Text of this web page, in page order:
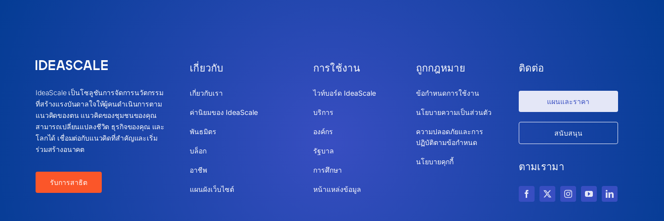
IdeaScale เป็นโซลูชันการจัดการนวัตกรรม
ที่สร้างแรงบันดาลใจให้ผู้คนดำเนินการตาม
แนวคิดของตน แนวคิดของชุมชนของคุณ
สามารถเปลี่ยนแปลงชีวิต ธุรกิจของคุณ และ
โลกได้ เชื่อมต่อกับแนวคิดที่สำคัญและเริ่ม
ร่วมสร้างอนาคต
รับการสาธิต
เกี่ยวกับ
เกี่ยวกับเรา
ค่านิยมของ IdeaScale
พันธมิตร
บล็อก
อาชีพ
แผนผังเว็บไซต์
การใช้งาน
ไวท์บอร์ด IdeaScale
บริการ
องค์กร
รัฐบาล
การศึกษา
หน้าแหล่งข้อมูล
ถูกกฎหมาย
ข้อกำหนดการใช้งาน
นโยบายความเป็นส่วนตัว
ความปลอดภัยและการ
ปฏิบัติตามข้อกำหนด
นโยบายคุกกี้
ติดต่อ
แผนและราคา
สนับสนุน
ตามเรามา